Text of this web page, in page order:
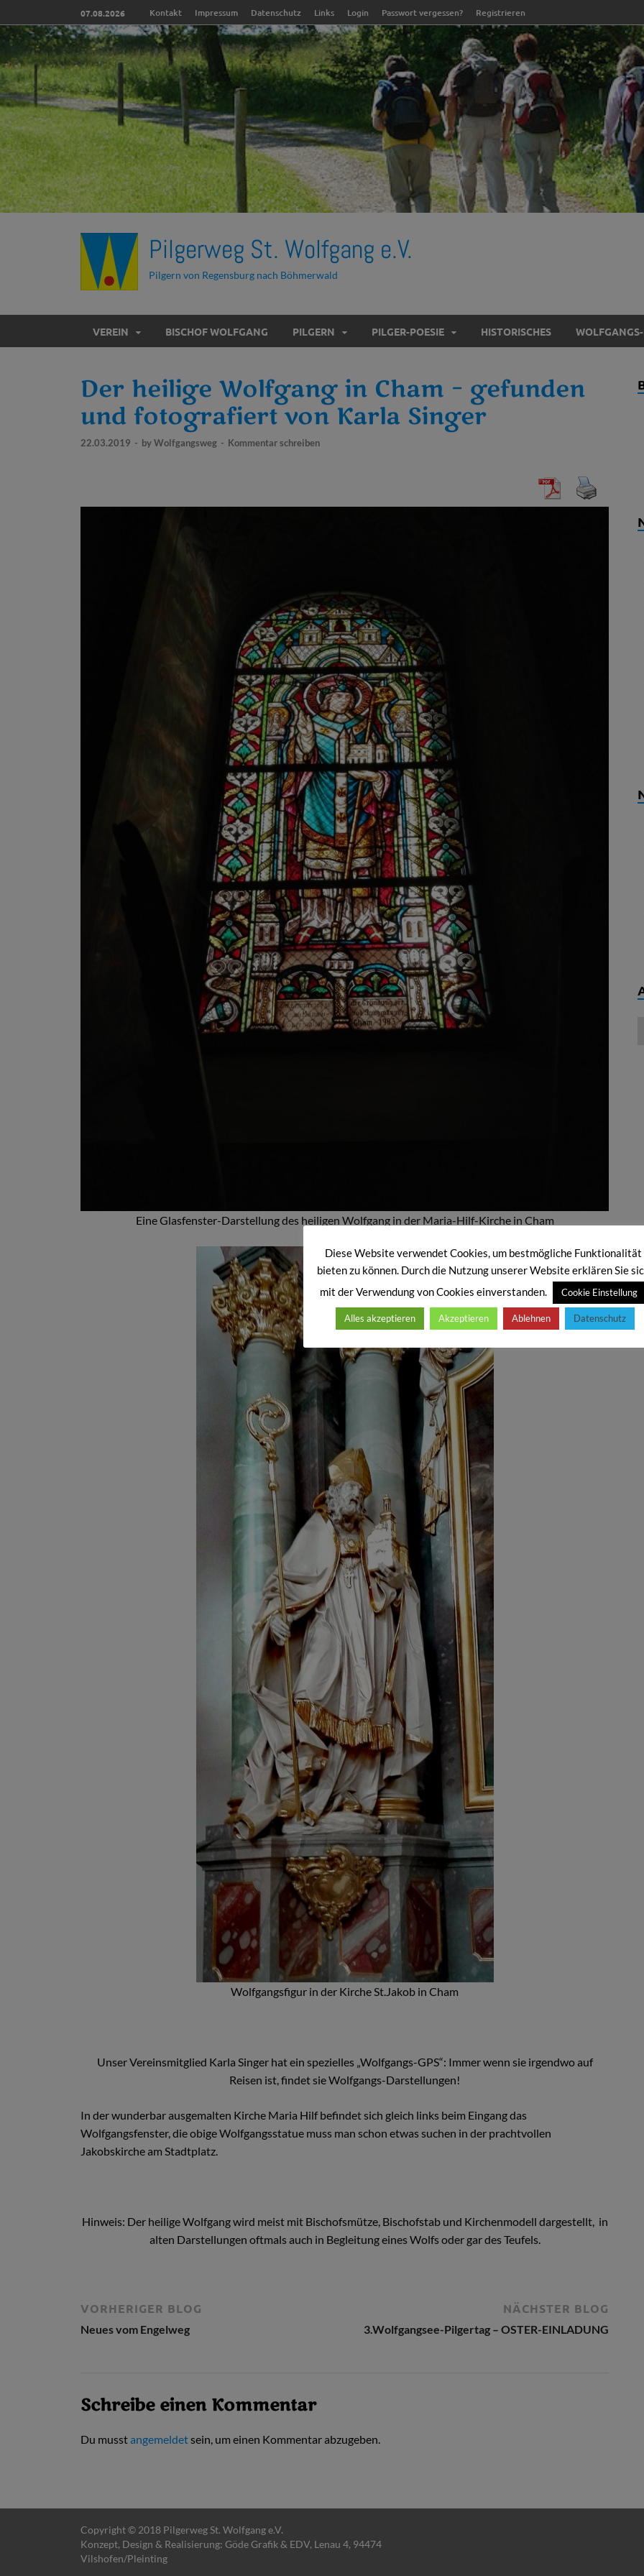
07.08.2026 Kontakt Impressum Datenschutz Links Login Passwort vergessen? Registrieren
Pilgerweg St. Wolfgang e.V.
Pilgern von Regensburg nach Böhmerwald
VEREIN BISCHOF WOLFGANG PILGERN PILGER-POESIE HISTORISCHES
Der heilige Wolfgang in Cham – gefunden
und fotografiert von Karla Singer
22.03.2019 - byWolfgangsweg - Kommentar schreiben
Eine Glasfenster-Darstellung des heiligen Wolfgang in der Maria-Hilf-Kirche in Cham
Wolfgangsfigur in der Kirche St.Jakob in Cham
Unser Vereinsmitglied Karla Singer hat ein spezielles „Wolfgangs-GPS“: Immer wenn sie irgendwo auf
Reisen ist, findet sie Wolfgangs-Darstellungen!
In der wunderbar ausgemalten Kirche Maria Hilf befindet sich gleich links beim Eingang das
Wolfgangsfenster, die obige Wolfgangsstatue muss man schon etwas suchen in der prachtvollen
Jakobskirche am Stadtplatz.
Hinweis: Der heilige Wolfgang wird meist mit Bischofsmütze, Bischofstab und Kirchenmodell dargestellt, in
alten Darstellungen oftmals auch in Begleitung eines Wolfs oder gar des Teufels.
VORHERIGER BLOG
Neues vom Engelweg
NÄCHSTER BLOG
3.Wolfgangsee-Pilgertag – OSTER-EINLADUNG
Schreibe einen Kommentar
Du musstangemeldetsein, um einen Kommentar abzugeben.
Copyright © 2018 Pilgerweg St. Wolfgang e.V.
Konzept, Design & Realisierung: Göde Grafik & EDV, Lenau 4, 94474
Vilshofen/Pleinting
Diese Website verwendet Cookies, um bestmögliche Funktionalität
bieten zu können. Durch die Nutzung unserer Website erklären Sie
mit der Verwendung von Cookies einverstanden.
Cookie Einstellung
Alles akzeptieren Akzeptieren Ablehnen Datenschutz